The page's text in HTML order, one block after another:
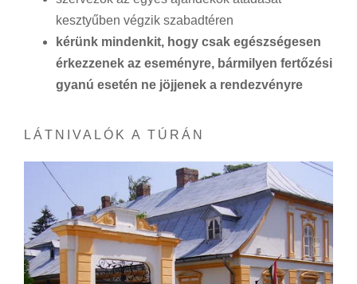
kesztyűben végzik szabadtéren
kérünk mindenkit, hogy csak egészségesen
érkezzenek az eseményre, bármilyen fertőzési
gyanú esetén ne jöjjenek a rendezvényre
LÁTNIVALÓK A TÚRÁN